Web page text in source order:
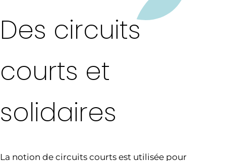
Des circuits
courts et
solidaires
La notion de circuits courts est utilisée pour